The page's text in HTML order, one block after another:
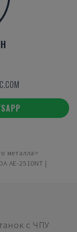
металла
AE-2510NT |
с ЧПУ